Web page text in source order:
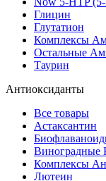
Глицин
Глутатион
Комплексы
Остальные
Таурин
Антиоксиданты
Все товары
Астаксантин
Виноградные
Комплексы
Лютеин